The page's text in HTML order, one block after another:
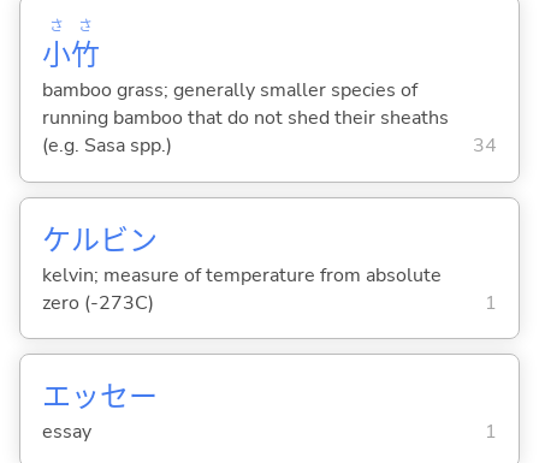
小
さ
竹
さ
bamboo grass; generally smaller species of
running bamboo that do not shed their sheaths
(e.g. Sasa spp.)
34
ケルビン
kelvin; measure of temperature from absolute
zero (-273C)
1
エッセー
essay 1